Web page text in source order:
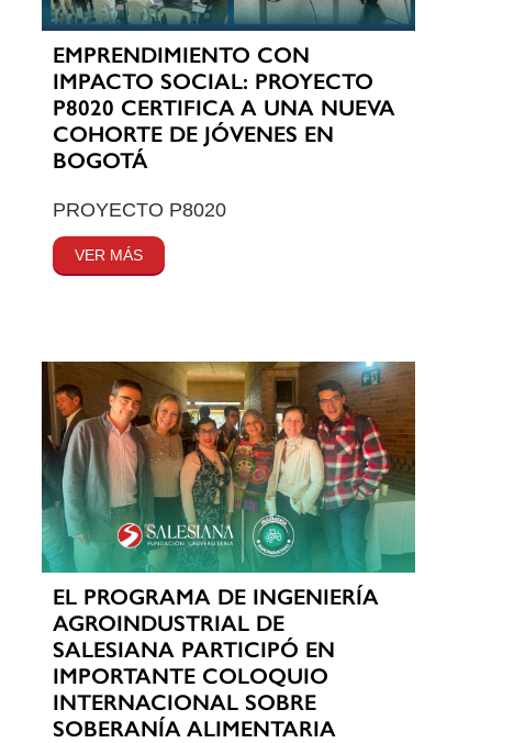
EMPRENDIMIENTO CON
IMPACTO SOCIAL: PROYECTO
P8020 CERTIFICA A UNA NUEVA
COHORTE DE JÓVENES EN
BOGOTÁ
PROYECTO P8020
VER MÁS
EL PROGRAMA DE INGENIERÍA
AGROINDUSTRIAL DE
SALESIANA PARTICIPÓ EN
IMPORTANTE COLOQUIO
INTERNACIONAL SOBRE
SOBERANÍA ALIMENTARIA